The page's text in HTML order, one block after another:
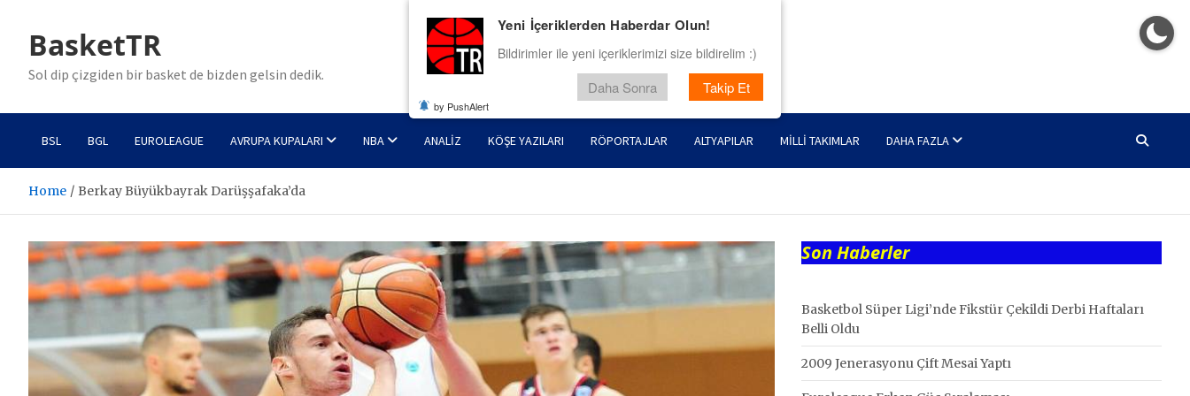
contentBasketTR
Sol dip çizgiden bir basket de bizden gelsin dedik.
BSL BGL EUROLEAGUE AVRUPA KUPALARI NBA ANALIZ KÖŞE YAZILARI RÖPORTAJLAR ALTYAPILAR MILLI TAKIMLAR DAHA FAZLA
Home Berkay Büyükbayrak Darüşşafaka’da
Son Haberler
Basketbol Süper Ligi’nde Fikstür Çekildi Derbi Haftaları
Belli Oldu
2009 Jenerasyonu Çift Mesai Yaptı
Yeni İçeriklerden Haberdar Olun!
Bildirimler ile yeni içeriklerimizi size bildirelim :)
Daha Sonra Takip Et
by PushAlert